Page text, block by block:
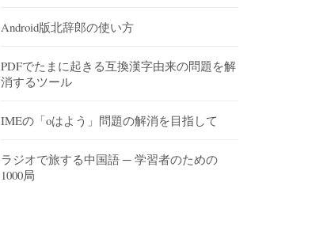
Android版北辞郎の使い方
PDFでたまに起きる互換漢字由来の問題を解
消するツール
IMEの「oはよう」問題の解消を目指して
ラジオで旅する中国語 ─ 学習者のための
1000局